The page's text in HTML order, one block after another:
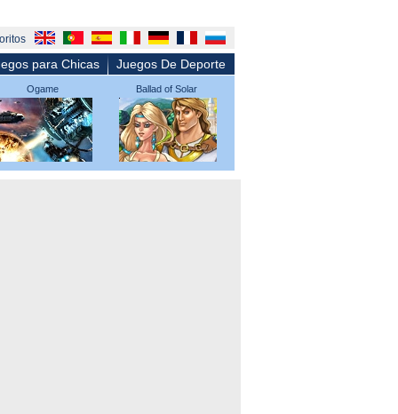
para Chicas Juegos De Deporte
Ogame Ballad of Solar